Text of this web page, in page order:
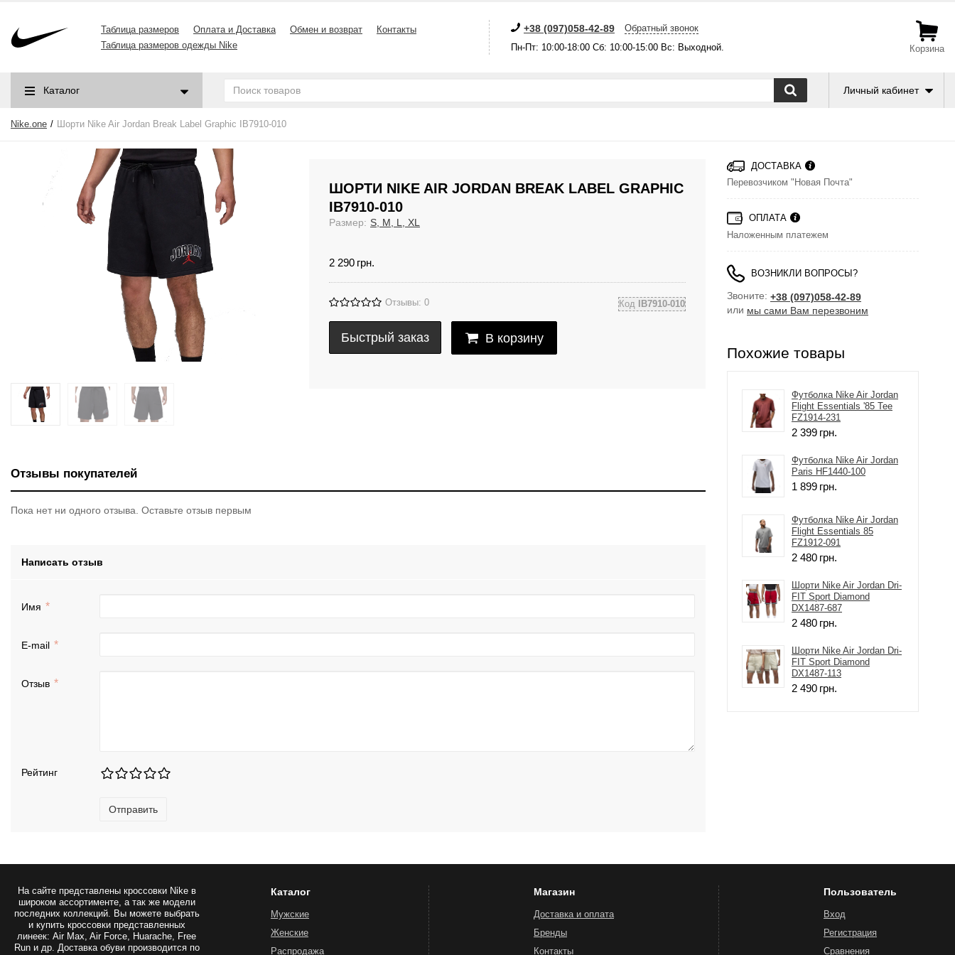
Таблица размеров Оплата и Доставка Обмен и возврат
Контакты
Таблица размеров одежды Nike
+38 (097)058-42-89
Обратный звонок
Пн-Пт: 10:00-18:00 Сб: 10:00-15:00 Вс: Выходной.
Корзина
Каталог Личный кабинет
Nike.one Шорти Nike Air Jordan Break Label Graphic IB7910-010
ШОРТИ NIKE AIR JORDAN BREAK LABEL GRAPHIC
IB7910-010
Размер: S, M, L, XL
2 290 грн.
Отзывы: 0 Код IB7910-010
Быстрый заказ В корзину
Отзывы покупателей
Пока нет ни одного отзыва. Оставьте отзыв первым
Написать отзыв
Имя
E-mail
Отзыв
Рейтинг
Отправить
ДОСТАВКА
Перевозчиком "Новая Почта"
ОПЛАТА
Наложенным платежем
ВОЗНИКЛИ ВОПРОСЫ?
Звоните: +38 (097)058-42-89
или мы сами Вам перезвоним
Похожие товары
Футболка Nike Air Jordan
Flight Essentials '85 Tee
FZ1914-231
2 399 грн.
Футболка Nike Air Jordan
Paris HF1440-100
1 899 грн.
Футболка Nike Air Jordan
Flight Essentials 85
FZ1912-091
2 480 грн.
Шорти Nike Air Jordan Dri-
FIT Sport Diamond
DX1487-687
2 480 грн.
Шорти Nike Air Jordan Dri-
FIT Sport Diamond
DX1487-113
2 490 грн.
На сайте представлены кроссовки Nikeв
широком ассортименте, а так же модели
последних коллекций. Вы можете выбрать
и купить кроссовки представленных
линеек: Air Max, Air Force, Huarache, Free
Run и др. Доставка обуви производится по
Каталог
Мужские
Женские
Распродажа
Магазин
Доставка и оплата
Бренды
Контакты
Пользователь
Вход
Регистрация
Сравнения